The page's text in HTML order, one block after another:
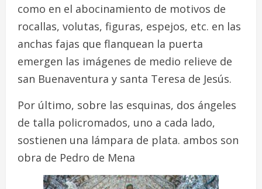
como en el abocinamiento de motivos de
rocallas, volutas, figuras, espejos, etc. en las
anchas fajas que flanquean la puerta
emergen las imágenes de medio relieve de
san Buenaventura y santa Teresa de Jesús.
Por último, sobre las esquinas, dos ángeles
de talla policromados, uno a cada lado,
sostienen una lámpara de plata. ambos son
obra de Pedro de Mena